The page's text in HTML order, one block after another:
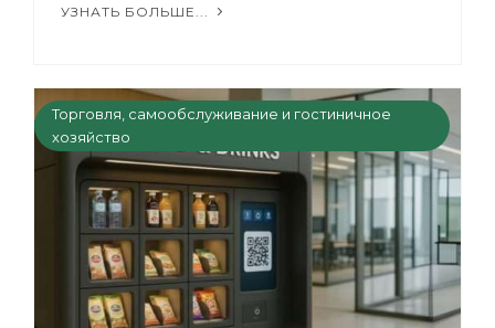
УЗНАТЬ БОЛЬШЕ...
Торговля, самообслуживание и гостиничное
хозяйство